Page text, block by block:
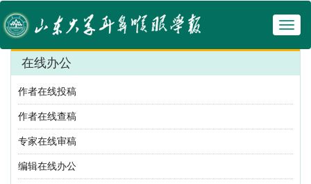
在线办公
作者在线投稿
作者在线查稿
专家在线审稿
编辑在线办公